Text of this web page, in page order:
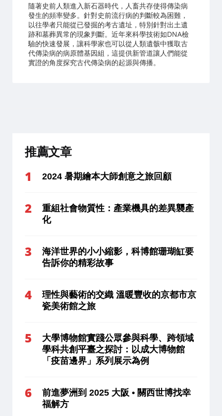
隨著史前人類進入新石器時代，人畜共存使得傳染病
發生的頻率變多。針對史前流行病的判斷較為困難，
以往學者只能從已發掘的考古遺址，特別針對出土遺
跡和墓葬異常的現象判斷。近年來科學技術如DNA檢
驗的快速發展，讓科學家也可以從人類遺骸中獲取古
代傳染病的病原體基因組，這提供新管道讓人們能從
實證的角度探究古代傳染病的起源與傳播。
推薦文章
2024 暑期繪本大師創意之旅回顧
重組社會物質性：產業機具的差異襲產
化
海洋世界的小小縮影，科博館珊瑚缸要
告訴你的精彩故事
理性與藝術的交織 溫暖豐收的京都市京
瓷美術館之旅
大學博物館實踐公眾參與科學、跨領域
學科共創平臺之探討：以成大博物館
「疫苗邊界」系列展示為例
前進夢洲到 2025 大阪 • 關西世博找幸
福解方